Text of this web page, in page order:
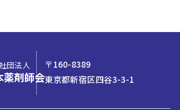
団法人
薬剤師会
〒160-8389
東京都新宿区四谷3-3-1